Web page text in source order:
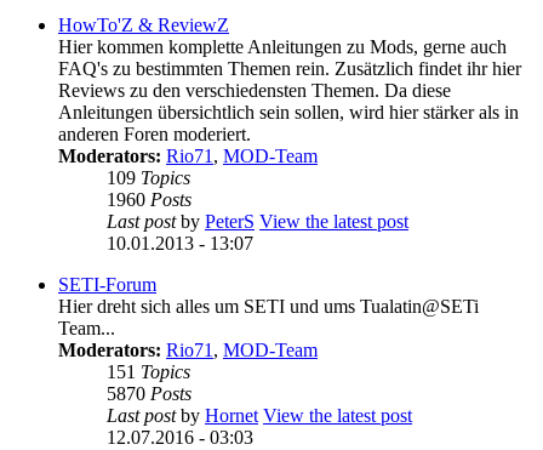
HowTo'Z & ReviewZ
Hier kommen komplette Anleitungen zu Mods, gerne auch
FAQ's zu bestimmten Themen rein. Zusätzlich findet ihr hier
Reviews zu den verschiedensten Themen. Da diese
Anleitungen übersichtlich sein sollen, wird hier stärker als in
anderen Foren moderiert.
Moderators: Rio71, MOD-Team
109 Topics
1960 Posts
Last postby PeterS View the latest post
10.01.2013 - 13:07
SETI-Forum
Hier dreht sich alles um SETI und ums Tualatin@SETi
Team...
Moderators: Rio71, MOD-Team
151 Topics
5870 Posts
Last postby Hornet View the latest post
12.07.2016 - 03:03